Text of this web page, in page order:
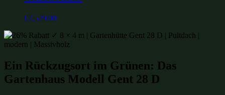
€7,529.00
Ein Rückzugsort im Grünen: Das
Gartenhaus Modell Gent 28 D